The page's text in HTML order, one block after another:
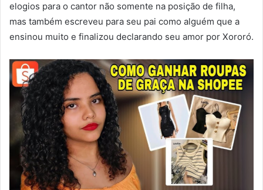
elogios para o cantor não somente na posição de filha,
mas também escreveu para seu pai como alguém que a
ensinou muito e finalizou declarando seu amor por Xororó.